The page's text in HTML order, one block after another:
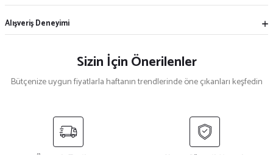
Alışveriş Deneyimi
Sizin İçin Önerilenler
Bütçenize uygun fiyatlarla haftanın trendlerinde öne çıkanları keşfedin
Balenciaga Bb0096S Dikdörtgen Beyaz Kadın Güneş Gözlüğü